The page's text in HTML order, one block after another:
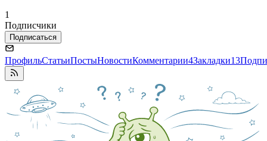
1
Подписчики
Подписаться
ПрофильСтатьиПостыНовостиКомментарии4Закладки13